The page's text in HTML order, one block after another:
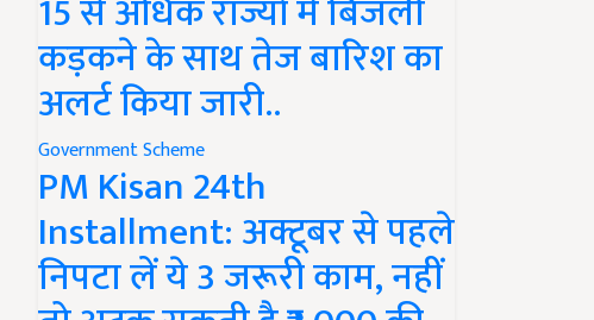
15 से अधिक राज्यों में बिजली
कड़कने के साथ तेज बारिश का
अलर्ट किया जारी..
Government Scheme
PM Kisan 24th
Installment: अक्टूबर से पहले
निपटा लें ये 3 जरूरी काम, नहीं